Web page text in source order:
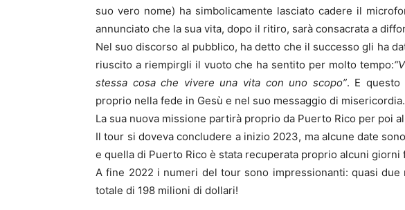
suo vero nome) ha simbolicamente lasciato cadere il
annunciato che la sua vita, dopo il ritiro, sarà consacrata a
Nel suo discorso al pubblico, ha detto che il successo gli ha
riuscito a riempirgli il vuoto che ha sentito per molto tempo:
stessa cosa che vivere una vita con uno scopo”. E questo
proprio nella fede in Gesù e nel suo messaggio di misericordia.
La sua nuova missione partirà proprio da Puerto Rico per poi
Il tour si doveva concludere a inizio 2023, ma alcune date
e quella di Puerto Rico è stata recuperata proprio alcuni giorni
A fine 2022 i numeri del tour sono impressionanti: quasi
totale di 198 milioni di dollari!